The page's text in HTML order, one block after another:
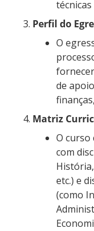
Perfil do
O
de
Matriz
O curso
com
etc.) e
(como